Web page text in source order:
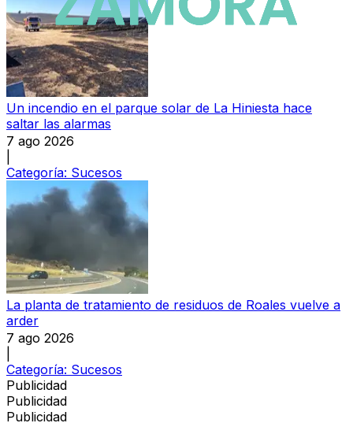
Un incendio en el parque solar de La Hiniesta hace
saltar las alarmas
7 ago 2026
Categoría: Sucesos
La planta de tratamiento de residuos de Roales vuelve a
arder
7 ago 2026
Categoría: Sucesos
Publicidad
Publicidad
Publicidad